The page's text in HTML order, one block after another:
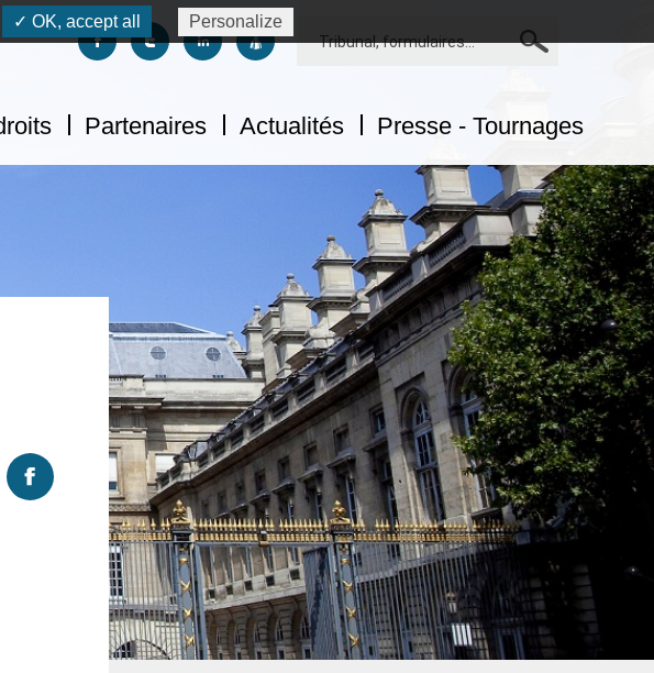
Suivez-nous sur facebook
Suivez-nous sur twitter
Suivez-nous sur linkedin
Suivez-nous sur dailymotion
Partenaires Actualités Presse - Tournages
Partager
✓ OK, accept all Personalize